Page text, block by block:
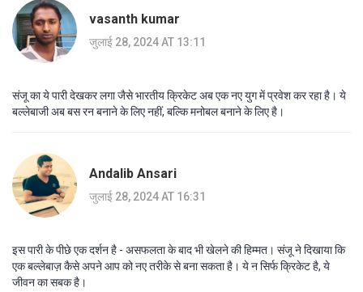
vasanth kumar
जुलाई 28, 2024 AT 13:11
संजू का ये पारी देखकर लगा जैसे भारतीय क्रिकेट अब एक नए युग में प्रवेश कर रहा है। ये
बल्लेबाजी अब बस रन बनाने के लिए नहीं, बल्कि मनोबल बनाने के लिए है।
Andalib Ansari
जुलाई 28, 2024 AT 16:31
इस पारी के पीछे एक दर्शन है - असफलता के बाद भी खेलने की हिम्मत। संजू ने दिखाया कि
एक बल्लेबाज़ कैसे अपने आप को नए तरीके से बना सकता है। ये न सिर्फ क्रिकेट है, ये
जीवन का सबक है।